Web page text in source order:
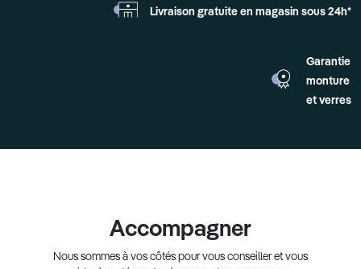
Livraison gratuite en magasin sous 24h*
Garantie
monture
et verres
Accompagner
Nous sommes à vos côtés pour vous conseiller et vous